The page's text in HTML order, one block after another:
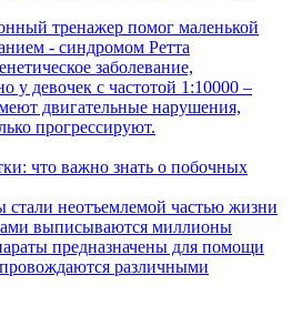
тренажер помог маленькой
- синдромом Ретта
заболевание,
у девочек с частотой 1:10000 –
двигательные нарушения,
прогрессируют.
что важно знать о побочных
стали неотъемлемой частью жизни
выписываются миллионы
предназначены для помощи
различными